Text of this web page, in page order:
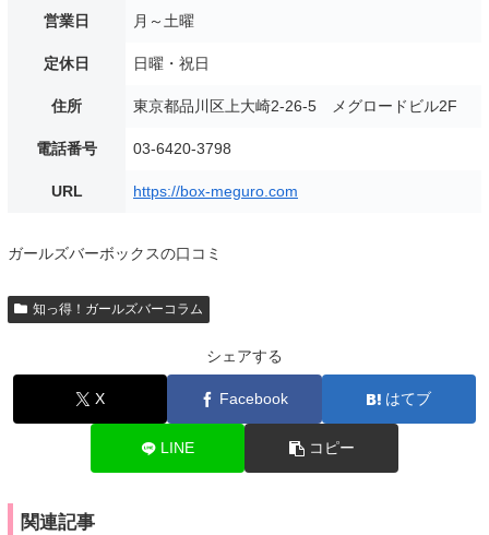
営業日 月～土曜
定休日 日曜・祝日
住所 東京都品川区上大崎2-26-5 メグロードビル2F
電話番号 03-6420-3798
URL https://box-meguro.com
ガールズバーボックスの口コミ
知っ得！ガールズバーコラム
シェアする
X Facebook はてブ
LINE コピー
関連記事